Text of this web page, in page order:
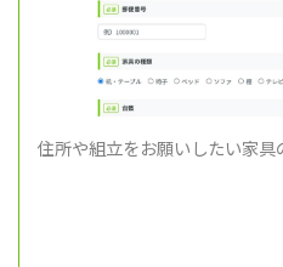
住所や組立をお願いしたい家具